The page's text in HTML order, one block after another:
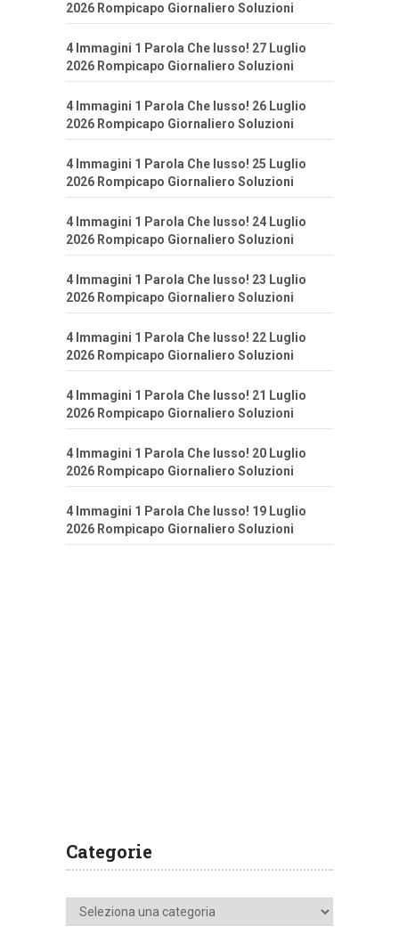
2026 Rompicapo Giornaliero Soluzioni
4 Immagini 1 Parola Che lusso! 27 Luglio
2026 Rompicapo Giornaliero Soluzioni
4 Immagini 1 Parola Che lusso! 26 Luglio
2026 Rompicapo Giornaliero Soluzioni
4 Immagini 1 Parola Che lusso! 25 Luglio
2026 Rompicapo Giornaliero Soluzioni
4 Immagini 1 Parola Che lusso! 24 Luglio
2026 Rompicapo Giornaliero Soluzioni
4 Immagini 1 Parola Che lusso! 23 Luglio
2026 Rompicapo Giornaliero Soluzioni
4 Immagini 1 Parola Che lusso! 22 Luglio
2026 Rompicapo Giornaliero Soluzioni
4 Immagini 1 Parola Che lusso! 21 Luglio
2026 Rompicapo Giornaliero Soluzioni
4 Immagini 1 Parola Che lusso! 20 Luglio
2026 Rompicapo Giornaliero Soluzioni
4 Immagini 1 Parola Che lusso! 19 Luglio
2026 Rompicapo Giornaliero Soluzioni
Categorie
Categorie